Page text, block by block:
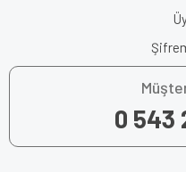
0 543